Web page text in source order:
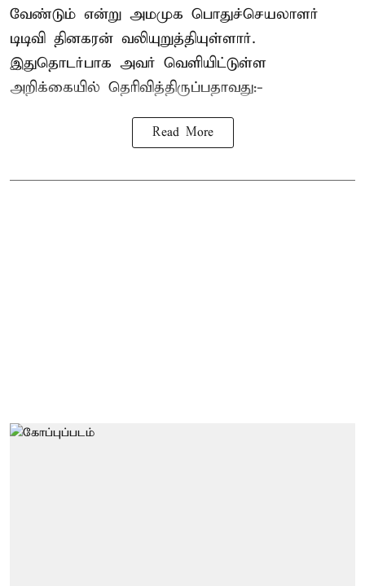
வேண்டும் என்று அமமுக பொதுச்செயலாளர்
டிடிவி தினகரன் வலியுறுத்தியுள்ளார்.
இதுதொடர்பாக அவர் வெளியிட்டுள்ள
அறிக்கையில் தெரிவித்திருப்பதாவது:-
Read More